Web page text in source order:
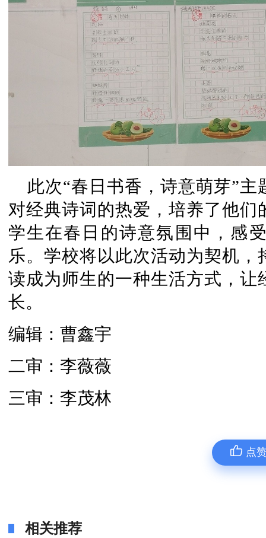
此次“春日书香，诗意萌芽”
对经典诗词的热爱，培养了他
学生在春日的诗意氛围中，感
乐。学校将以此次活动为契机
读成为师生的一种生活方式，
长。
编辑：曹鑫宇
二审：李薇薇
三审：李茂林
点
相关推荐